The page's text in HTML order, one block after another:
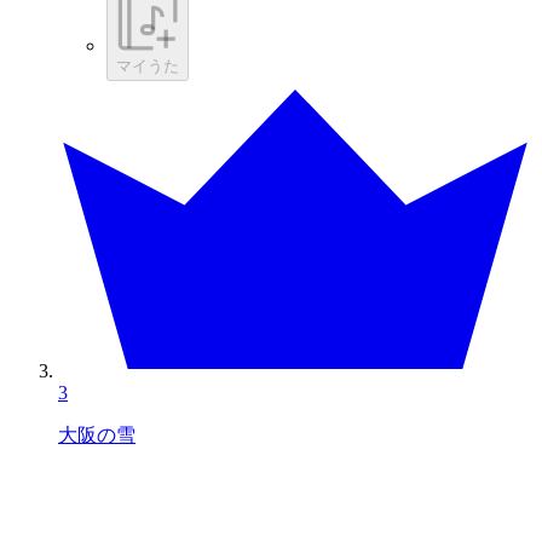
マイうた
3
大阪の雪